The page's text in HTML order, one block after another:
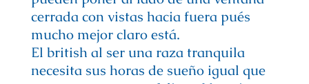
cerrada con vistas hacia fuera pués
mucho mejor claro está.
El british al ser una raza tranquila
necesita sus horas de sueño igual que